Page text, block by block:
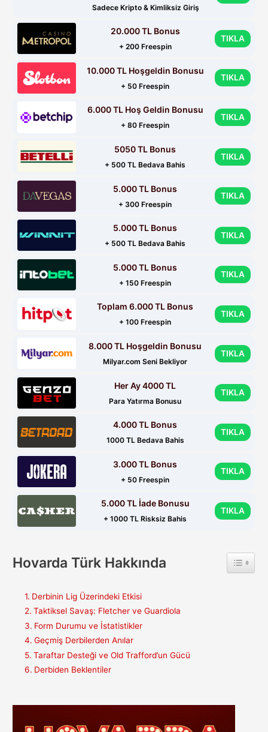
Sadece Kripto & Kimliksiz Giriş
20.000 TL Bonus
+ 200 Freespin
TIKLA
10.000 TL Hoşgeldin Bonusu
+ 50 Freespin
TIKLA
6.000 TL Hoş Geldin Bonusu
+ 80 Freespin
TIKLA
5050 TL Bonus
+ 500 TL Bedava Bahis
TIKLA
5.000 TL Bonus
+ 300 Freespin
TIKLA
5.000 TL Bonus
+ 500 TL Bedava Bahis
TIKLA
5.000 TL Bonus
+ 150 Freespin
TIKLA
Toplam 6.000 TL Bonus
+ 100 Freespin
TIKLA
8.000 TL Hoşgeldin Bonusu
Milyar.com Seni Bekliyor
TIKLA
Her Ay 4000 TL
Para Yatırma Bonusu
TIKLA
4.000 TL Bonus
1000 TL Bedava Bahis
TIKLA
3.000 TL Bonus
+ 50 Freespin
TIKLA
5.000 TL İade Bonusu
+ 1000 TL Risksiz Bahis
TIKLA
Hovarda Türk Hakkında Toggle
Derbinin Lig Üzerindeki Etkisi
Taktiksel Savaş: Fletcher ve Guardiola
Form Durumu ve İstatistikler
Geçmiş Derbilerden Anılar
Taraftar Desteği ve Old Trafford’un Gücü
Derbiden Beklentiler